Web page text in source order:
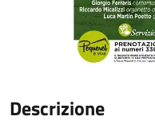
Descrizione